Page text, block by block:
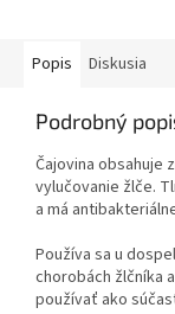
Popis Diskusia
Podrobný
Čajovina obsahuje
vylučovanie žlče.
a má
Používa sa u
chorobách žlčníka
používať ako